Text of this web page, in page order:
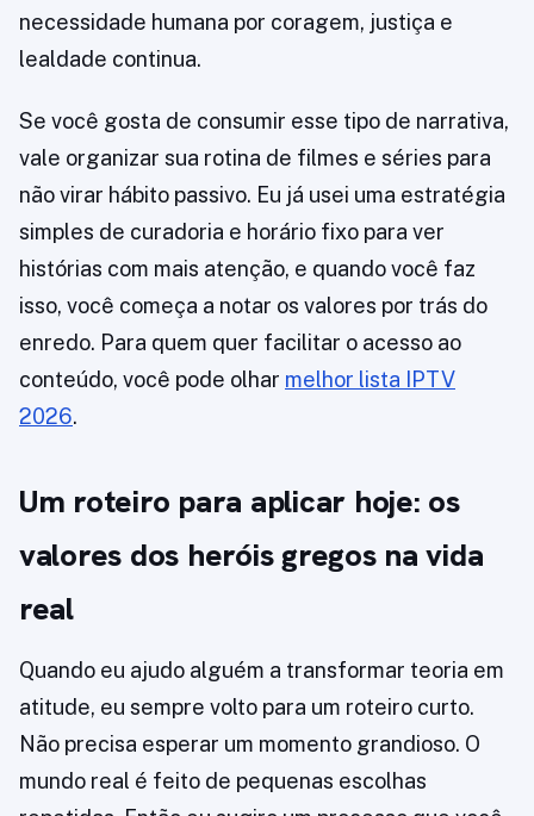
necessidade humana por coragem, justiça e
lealdade continua.
Se você gosta de consumir esse tipo de narrativa,
vale organizar sua rotina de filmes e séries para
não virar hábito passivo. Eu já usei uma estratégia
simples de curadoria e horário fixo para ver
histórias com mais atenção, e quando você faz
isso, você começa a notar os valores por trás do
enredo. Para quem quer facilitar o acesso ao
conteúdo, você pode olhar melhor lista IPTV
2026.
Um roteiro para aplicar hoje: os
valores dos heróis gregos na vida
real
Quando eu ajudo alguém a transformar teoria em
atitude, eu sempre volto para um roteiro curto.
Não precisa esperar um momento grandioso. O
mundo real é feito de pequenas escolhas